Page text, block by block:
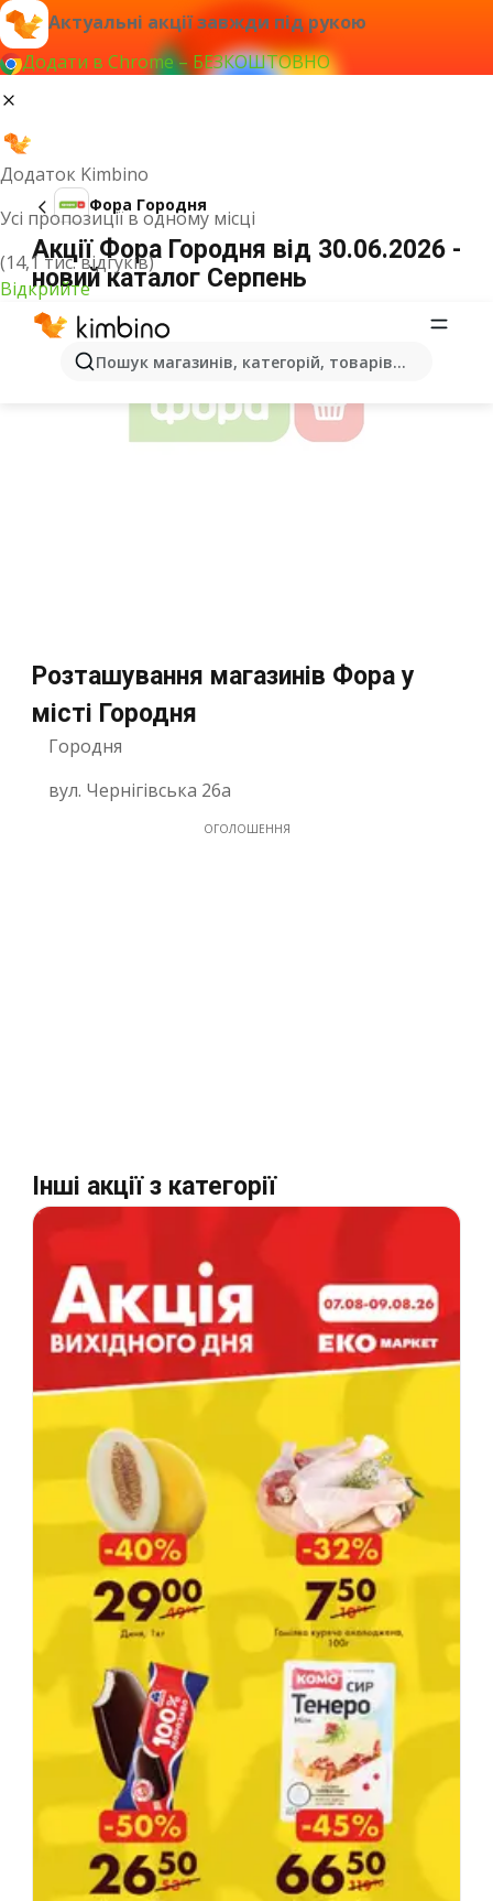
Актуальні акції завжди під рукою
Додати в Chrome – БЕЗКОШТОВНО
Додаток Kimbino
Усі пропозиції в одному місці
(14,1 тис. відгуків)
Відкрийте
Пошук магазинів, категорій, товарів...
Фора Городня
Акції Фора Городня від 30.06.2026 -
новий каталог Серпень
Розташування магазинів Фора у
місті Городня
Городня
вул. Чернігівська 26а
ОГОЛОШЕННЯ
Інші акції з категорії